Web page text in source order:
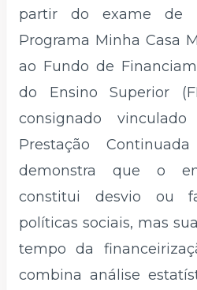
partir do exame de
Programa Minha Casa
ao Fundo de
do Ensino Superior
consignado
Prestação
demonstra que o
constitui desvio ou
políticas sociais, mas
tempo da
combina análise